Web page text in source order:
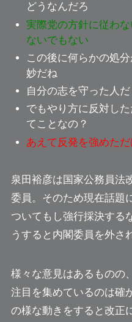
どうなんだろ
実際党の方針に従わ
ないでもない
この後に何らかの処
妙だね
自分の志を守った人だ
でもやり方に反対し
てことなの？
あえて反発を強めた
泉田裕彦は国家公務員法
委員。そのため現在話題
ついて もし強行採決する
うすると内閣委員を外さ
様々な意見はあるものの
注目を集めているのは確
の様な動きをすると改正